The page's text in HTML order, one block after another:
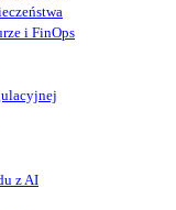
i FinOps
z AI